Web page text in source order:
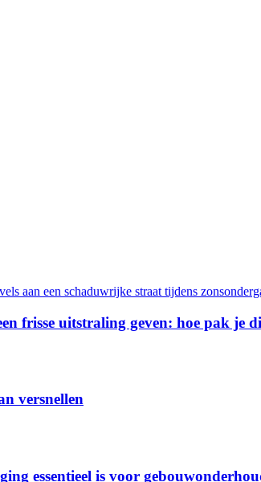
frisse uitstraling geven: hoe pak je
versnellen
essentieel is voor